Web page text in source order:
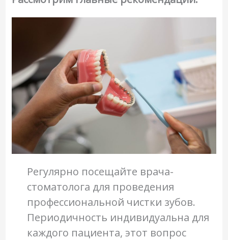
Регулярно посещайте врача-
стоматолога для проведения
профессиональной чистки зубов.
Периодичность индивидуальна для
каждого пациента, этот вопрос